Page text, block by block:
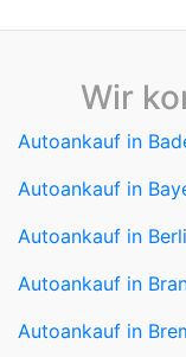
Wir
Autoankauf in
Autoankauf in
Autoankauf in
Autoankauf in
Autoankauf in